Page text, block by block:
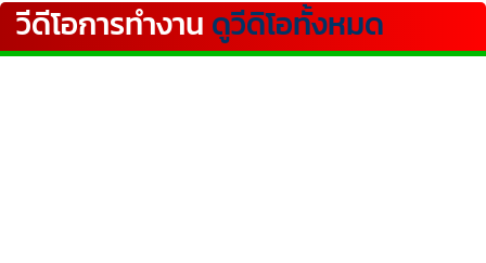
วีดีโอการทำงาน ดูวีดิโอทั้งหมด